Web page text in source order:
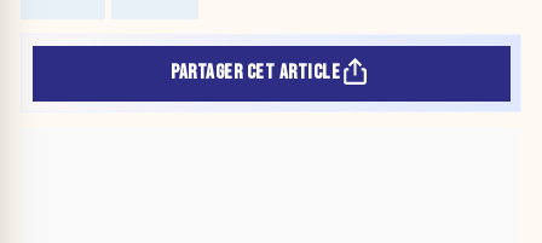
PARTAGER CET ARTICLE